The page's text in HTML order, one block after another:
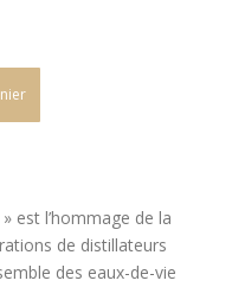
est l’hommage de la
de distillateurs
des eaux-de-vie